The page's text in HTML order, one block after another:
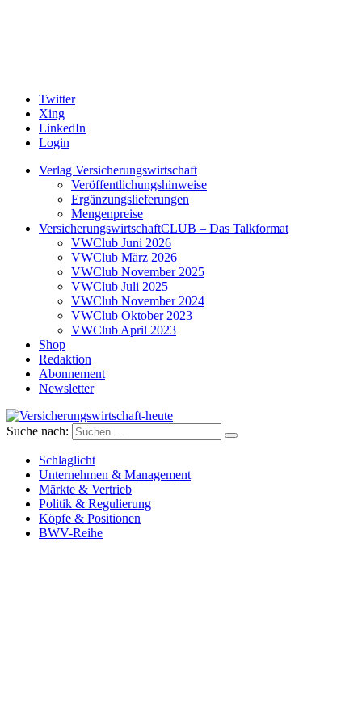
Twitter
Xing
LinkedIn
Login
Verlag Versicherungswirtschaft
Veröffentlichungshinweise
Ergänzungslieferungen
Mengenpreise
VersicherungswirtschaftCLUB – Das Talkformat
VWClub Juni 2026
VWClub März 2026
VWClub November 2025
VWClub Juli 2025
VWClub November 2024
VWClub Oktober 2023
VWClub April 2023
Shop
Redaktion
Abonnement
Newsletter
Versicherungswirtschaft-heute
Suche nach:
Schlaglicht
Unternehmen & Management
Märkte & Vertrieb
Politik & Regulierung
Köpfe & Positionen
BWV-Reihe